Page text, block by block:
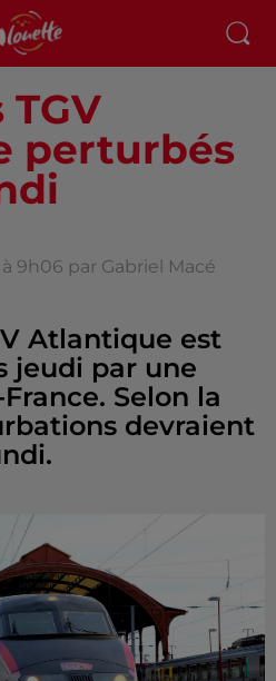
TGV
perturbés
9h06 par Gabriel Macé
Atlantique est
jeudi par une
Selon la
devraient